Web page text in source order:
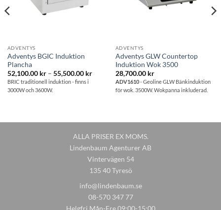
ADVENTYS
Adventys BGIC Induktion
Plancha
52,100.00 kr – 55,500.00 krPrisintervall:
52,100.00 kr
55,500.00 kr
BRIC traditionell induktion - finns i
3000W och 3600W.
ADVENTYS
Adventys GLW Countertop
Induktion Wok 3500
28,700.00 kr
ADV1610- Geoline GLW Bänkinduktion
för wok. 3500W. Wokpanna inkluderad.
ALLA PRISER EX MOMS.
Lindenbaum Agenturer AB
Vintervägen 54
135 40 Tyresö
info@lindenbaum.se
08-570 347 77
Helgfri Mån-Fre 09:00-15:00